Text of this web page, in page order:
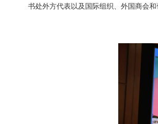
书处外方代表以及国际组织、外国商会